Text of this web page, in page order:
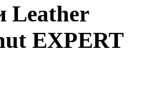
Leather
EXPERT